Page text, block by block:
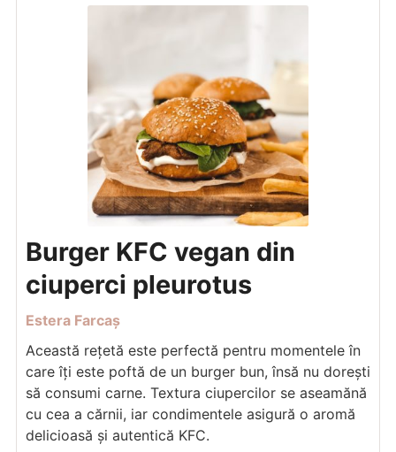
Burger KFC vegan din
ciuperci pleurotus
Estera Farcaș
Această rețetă este perfectă pentru momentele în
care îți este poftă de un burger bun, însă nu dorești
să consumi carne. Textura ciupercilor se aseamănă
cu cea a cărnii, iar condimentele asigură o aromă
delicioasă și autentică KFC.